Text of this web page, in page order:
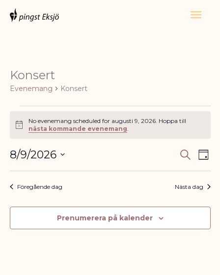
Hoppa
Konsert
Evenemang Konsert
Evenemang
för
augusti
9,
2026
Notis
No evenemang scheduled for augusti 9, 2026. Hoppa till
nästa kommande evenemang
Search
and
Sök
Dag
8/9/2026
Välj
datum.
Föregående dag Nästa dag
Prenumerera på kalender